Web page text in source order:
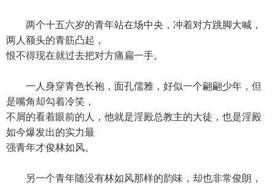
两个十五六岁的青年站在场中央，冲着对方跳脚大喊，
两人额头的青筋凸起，
恨不得现在就过去把对方痛扁一手。
一人身穿青色长袍，面孔儒雅，好似一个翩翩少年，但
是嘴角却勾着冷笑，
不屑的看着眼前的人，他就是淫殿总教主的大徒，也是淫殿
如今爆发出的实力最
强青年才俊林如风。
另一个青年随没有林如风那样的韵味，却也非常俊朗，